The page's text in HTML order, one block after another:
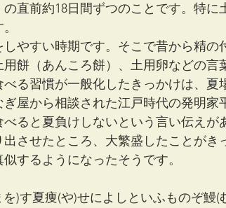
直前約18日間ずつのことです。特に
やすい時期です。そこで昔から精の
餅（あんころ餅）、土用卵などの言
る習慣が一般化したきっかけは、夏
屋から相談された江戸時代の発明家
ると夏負けしないという言い伝えが
させたところ、大繁盛したことがき
するようになったそうです。
)す夏痩(や)せによしといふものぞ鰻(